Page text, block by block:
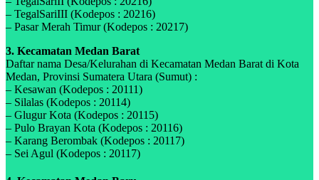
– TegalSariIII (Kodepos : 20216)
– Pasar Merah Timur (Kodepos : 20217)
3. Kecamatan Medan Barat
Daftar nama Desa/Kelurahan di Kecamatan Medan Barat di Kota
Medan, Provinsi Sumatera Utara (Sumut) :
– Kesawan (Kodepos : 20111)
– Silalas (Kodepos : 20114)
– Glugur Kota (Kodepos : 20115)
– Pulo Brayan Kota (Kodepos : 20116)
– Karang Berombak (Kodepos : 20117)
– Sei Agul (Kodepos : 20117)